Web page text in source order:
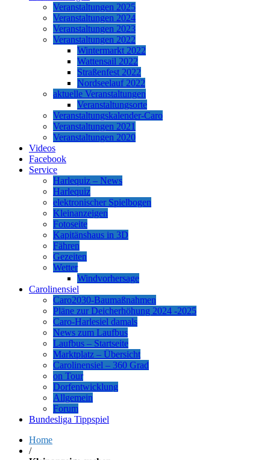
Veranstaltungen 2025
Veranstaltungen 2024
Veranstaltungen 2023
Veranstaltungen 2022
Wintermarkt 2022
Wattensail 2022
Straßenfest 2022
Nordseelauf 2022
aktuelle Veranstaltungen
Veranstaltungsorte
Veranstaltungskalender-Caro
Veranstaltungen 2021
Veranstaltungen 2020
Videos
Facebook
Service
Harlequiz – News
Harlequiz
elektronischer Spielbogen
Kleinanzeigen
Fotoseite
Kapitänshaus in 3D
Fähren
Gezeiten
Wetter
Windvorhersage
Carolinensiel
Caro2030-Baumaßnahmen
Pläne zur Deicherhöhung 2024 -2025
Caro-Harlesiel damals
News zum Laufbus
Laufbus – Startseite
Marktplatz – Übersicht
Carolinensiel – 360 Grad
on Tour
Dorfentwicklung
Allgemein
Forum
Bundesliga Tippspiel
Home
/